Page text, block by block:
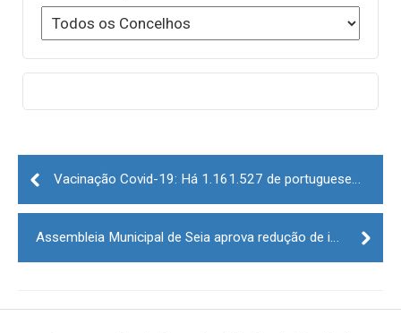
Post
navigation
Vacinação Covid-19: Há 1.161.527 de portugueses já com dose de reforço
Assembleia Municipal de Seia aprova redução de impostos municipais para 2022